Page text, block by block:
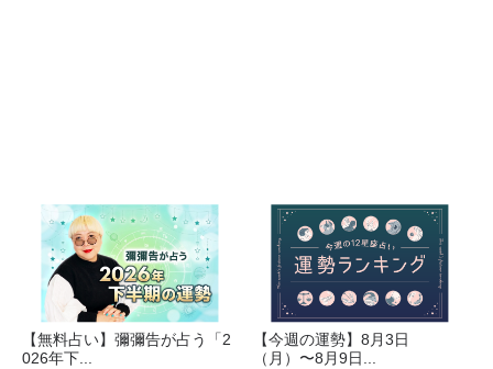
【無料占い】彌彌告が占う「2
026年下...
【今週の運勢】8月3日
（月）〜8月9日...